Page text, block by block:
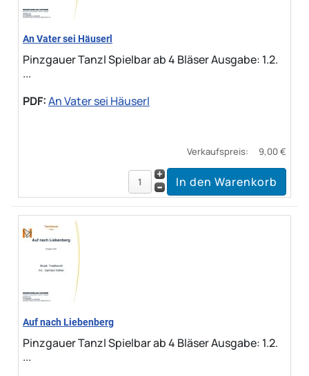
An Vater sei Häuserl
Pinzgauer Tanzl Spielbar ab 4 Bläser Ausgabe: 1.2.
...
PDF:An Vater sei Häuserl
Verkaufspreis: 9,00 €
Auf nach Liebenberg
Pinzgauer Tanzl Spielbar ab 4 Bläser Ausgabe: 1.2.
...